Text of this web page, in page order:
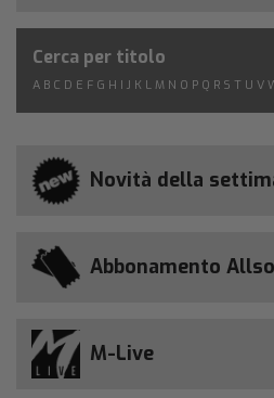
Cerca per titolo
A B C D E F G H I J K L M N O P Q R S T U V
Novità della
Abbonamento
M-Live